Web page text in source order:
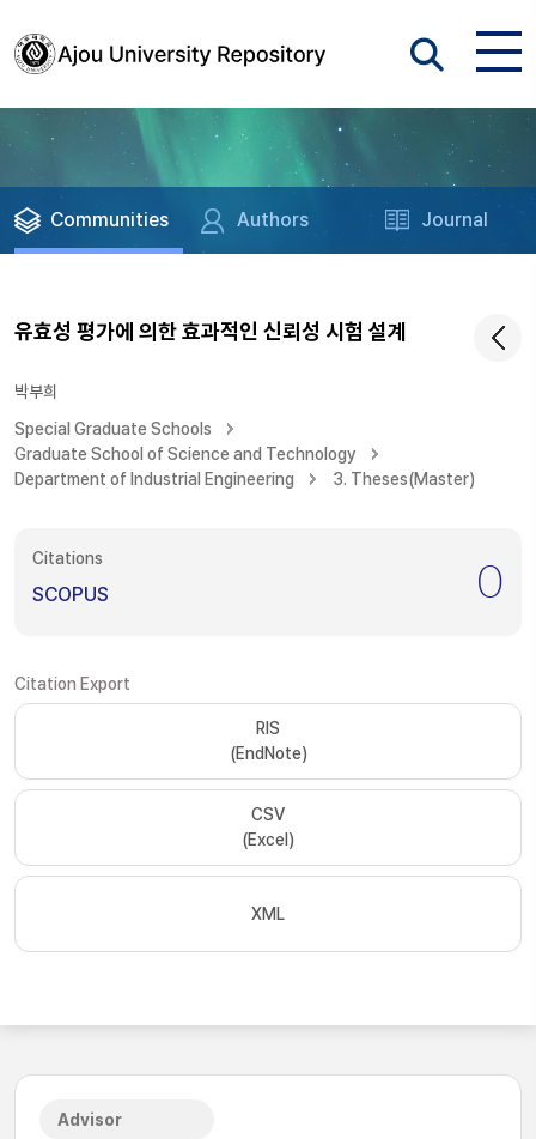
Communities Authors Journal
유효성 평가에 의한 효과적인 신뢰성 시험 설계
박부희
Special Graduate Schools
Graduate School of Science and Technology
Department of Industrial Engineering
3. Theses(Master)
Citations
SCOPUS 0
Citation Export
RIS
(EndNote)
CSV
(Excel)
XML
Advisor